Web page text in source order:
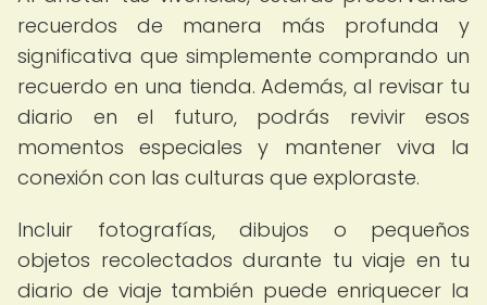
recuerdos de manera más profunda y
significativa que simplemente comprando un
recuerdo en una tienda. Además, al revisar tu
diario en el futuro, podrás revivir esos
momentos especiales y mantener viva la
conexión con las culturas que exploraste.
Incluir fotografías, dibujos o pequeños
objetos recolectados durante tu viaje en tu
diario de viaje también puede enriquecer la